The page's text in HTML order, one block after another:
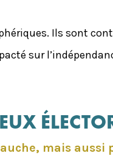
Ils sont
sur
mais aussi